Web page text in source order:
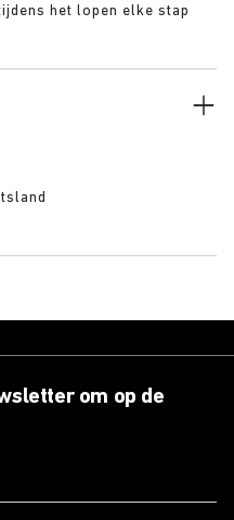
het lopen elke stap
om op de